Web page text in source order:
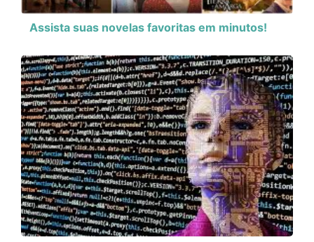
Assista suas novelas favoritas em minutos!